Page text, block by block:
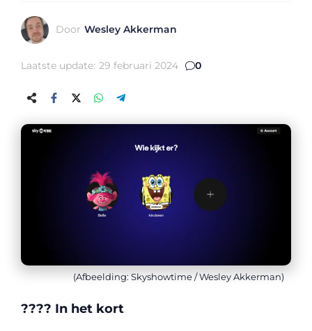
Door Wesley Akkerman
Laatste update: 29 februari 2024 0
(Afbeelding: Skyshowtime / Wesley Akkerman)
???? In het kort